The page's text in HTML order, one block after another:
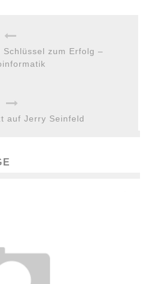
zum Erfolg –
auf Jerry Seinfeld